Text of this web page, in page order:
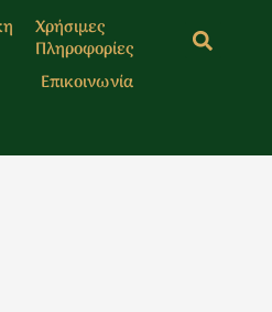
Χρήσιμες
Πληροφορίες
Επικοινωνία